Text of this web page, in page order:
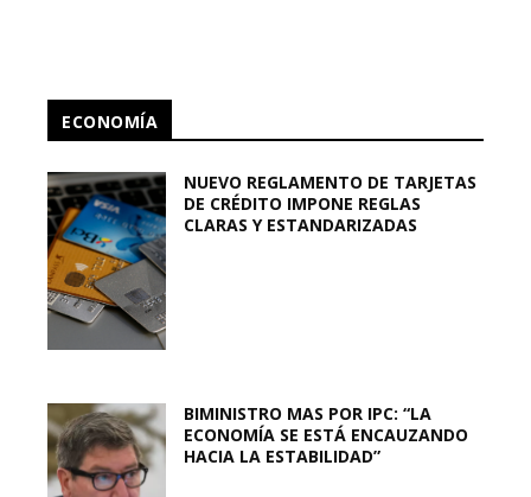
ECONOMÍA
NUEVO REGLAMENTO DE TARJETAS
DE CRÉDITO IMPONE REGLAS
CLARAS Y ESTANDARIZADAS
BIMINISTRO MAS POR IPC: “LA
ECONOMÍA SE ESTÁ ENCAUZANDO
HACIA LA ESTABILIDAD”